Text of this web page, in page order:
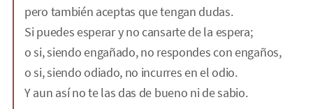
pero también aceptas que tengan dudas.
Si puedes esperar y no cansarte de la espera;
o si, siendo engañado, no respondes con engaños,
o si, siendo odiado, no incurres en el odio.
Y aun así no te las das de bueno ni de sabio.